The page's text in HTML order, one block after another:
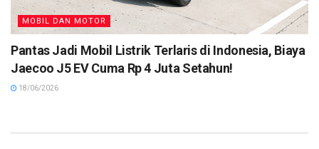
MOBIL DAN MOTOR
Pantas Jadi Mobil Listrik Terlaris di Indonesia, Biaya
Jaecoo J5 EV Cuma Rp 4 Juta Setahun!
18/06/2026